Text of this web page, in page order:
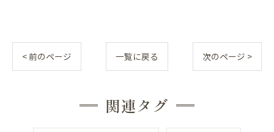
< 前のページ 一覧に戻る 次のページ >
関連タグ